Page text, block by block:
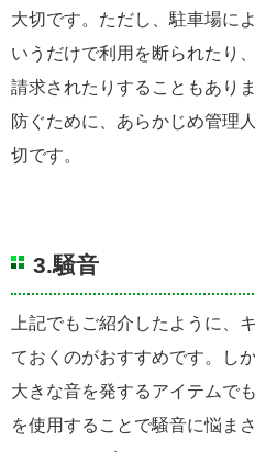
大切です。ただし、駐車場に
いうだけで利用を断られたり
請求されたりすることもあり
防ぐために、あらかじめ管理
切です。
3.騒音
上記でもご紹介したように、
ておくのがおすすめです。し
大きな音を発するアイテムで
を使用することで騒音に悩ま